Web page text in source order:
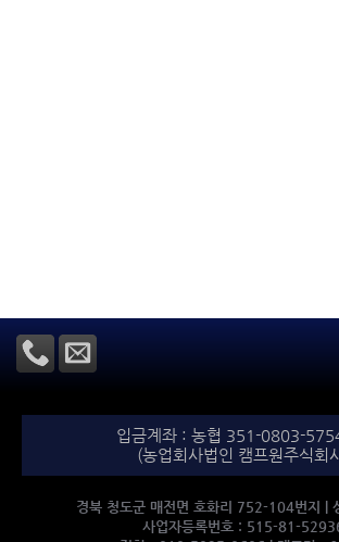
입금계좌 : 농협 351-0803-
(농업회사법인 캠프원주식회
경북 청도군 매전면 호화리 752-104번지 |
사업자등록번호 : 515-81-